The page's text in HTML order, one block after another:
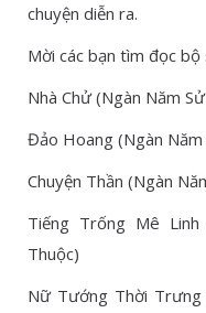
chuyện diễn ra.
Mời các bạn tìm đọc bộ
Nhà Chử (Ngàn Năm
Đảo Hoang (Ngàn
Chuyện Thần (Ngàn
Tiếng Trống Mê
Thuộc)
Nữ Tướng Thời